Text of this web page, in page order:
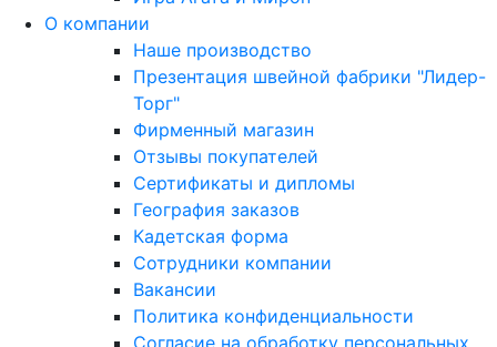
О компании
Наше производство
Презентация швейной фабрики "Лидер-
Торг"
Фирменный магазин
Отзывы покупателей
Сертификаты и дипломы
География заказов
Кадетская форма
Сотрудники компании
Вакансии
Политика конфиденциальности
Согласие на обработку персональных